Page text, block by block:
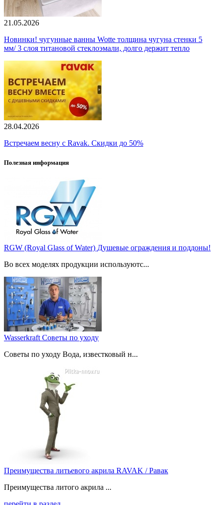
21.05.2026
Новинки! чугунные ванны Wotte толщина чугуна стенки 5
мм/ 3 слоя титановой стеклоэмали, долго держит тепло
28.04.2026
Встречаем весну с Ravak. Скидки до 50%
Полезная информация
RGW (Royal Glass of Water) Душевые ограждения и поддоны!
Во всех моделях продукции используютс...
Wasserkraft Советы по уходу
Советы по уходу Вода, известковый н...
Преимущества литьевого акрила RAVAK / Равак
Преимущества литого акрила ...